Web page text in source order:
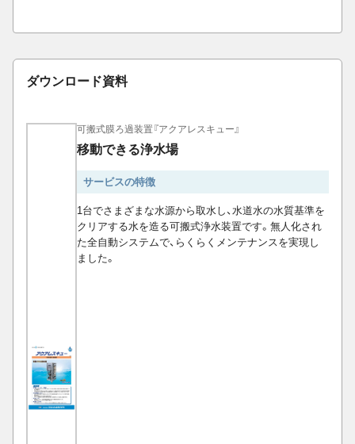
ダウンロード資料
可搬式膜ろ過装置『アクアレスキュー』
移動できる浄水場
サービスの特徴
1台でさまざまな水源から取水し、水道水の水質基準を
クリアする水を造る可搬式浄水装置です。無人化され
た全自動システムで、らくらくメンテナンスを実現し
ました。